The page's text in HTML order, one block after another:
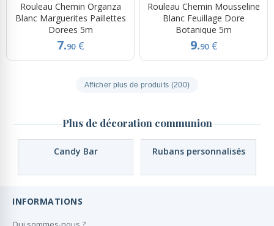
Rouleau Chemin Organza
Blanc Marguerites Paillettes
Dorees 5m
7.90 €
Rouleau Chemin Mousseline
Blanc Feuillage Dore
Botanique 5m
9.90 €
Afficher plus de produits (200)
Plus de décoration communion
Candy Bar Rubans personnalisés
INFORMATIONS